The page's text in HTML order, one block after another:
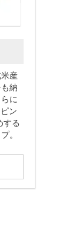
産
納
に
ン
する
。